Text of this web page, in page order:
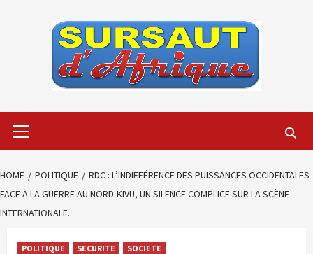
Menu
HOME POLITIQUE
RDC : L’INDIFFÉRENCE DES PUISSANCES OCCIDENTALES
FACE À LA GUERRE AU NORD-KIVU, UN SILENCE COMPLICE SUR LA SCÈNE
INTERNATIONALE.
POLITIQUE SECURITE SOCIETE